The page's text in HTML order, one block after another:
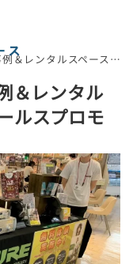
め（催事/セールスプロモーション/POPUP）
＆レンタル
ルスプロモ